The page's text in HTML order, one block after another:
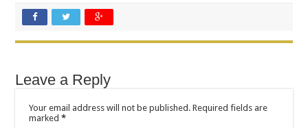
Leave a Reply
Your email address will not be published. Required fields are
marked*